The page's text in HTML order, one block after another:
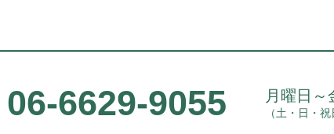
06-6629-9055 月曜日
（土・日・